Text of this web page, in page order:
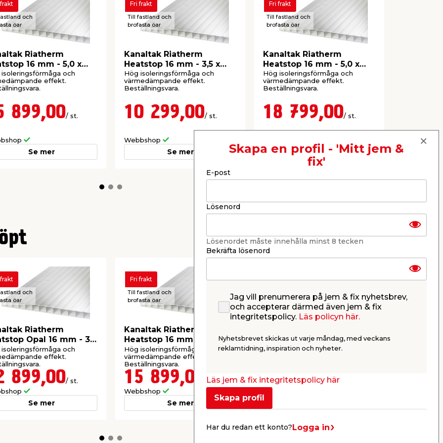
ovan. Du kan även
och
öar
Riatherm
16 mm - 5,0 x
m
och
effekt.
899,00/ st.
Se mer
Fri frakt
Till fastland och
brofasta öar
Kanaltak Riatherm
Heatstop 16 mm - 3,5 x
3,015 m
Hög isoleringsförmåga och
värmedämpande effekt.
Beställningsvara.
10 299,00/ st.
Webbshop
Se mer
Fri frakt
Till fastland och
brofasta öar
Kanaltak Riatherm
Heatstop 16 mm - 5,0 x
5,025 m
Hög isoleringsförmåga och
värmedämpande effekt.
Beställningsvara.
18 799,00/ st.
Se mer
Webbshop
och
öar
Riatherm
Opal 16 mm - 3,0
m
och
effekt.
899,00/ st.
Se mer
Fri frakt
Till fastland och
brofasta öar
Kanaltak Riatherm
Heatstop 16 mm - 5,0 x
4,020 m
Hög isoleringsförmåga och
värmedämpande effekt.
Beställningsvara.
15 899,00
/ st.
Webbshop
Se mer
Fri frakt
brofasta öar
Heatstop 16 mm - 3,5 x
3,015 m
Hög isoleringsförmåga och
10 299,00
Webbshop
Fri frakt
brofasta öar
Skapa en profil - 'Mitt jem &
fix'
E-post
Lösenord
Lösenordet måste innehålla minst 8 tecken
Bekräfta lösenord
Jag vill prenumerera på jem & fix nyhetsbrev,
och accepterar därmed även jem & fix
integritetspolicy. Läs policyn här.
Nyhetsbrevet skickas ut varje måndag, med veckans
reklamtidning, inspiration och nyheter.
Läs jem & fix integritetspolicy här
Skapa profil
Har du redan ett konto?Logga in